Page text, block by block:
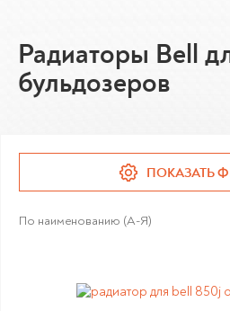
Радиаторы Bell
бульдозеров
ПОКАЗАТЬ
По наименованию (А-Я)